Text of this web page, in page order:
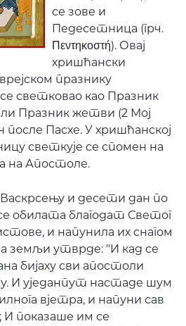
се зове и
Педесетница (грч.
Πεντηκοστή). Овај
хришћански
празнику
светковао као Празник
Празник жетви (2 Мој
после Пасхе. У хришћанској
светкује се спомен на
на Апостоле.
и десети дан по
обилата благодат Светог
и напунила их снагом
земљи утврде: "И кад се
бијаху сви апостоли
И уједанпут настаде шум
вјетра, и напуни сав
И показаше им се